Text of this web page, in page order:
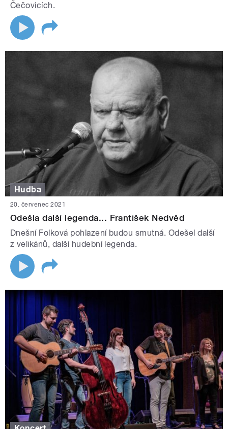
Čečovicích.
Hudba
20. červenec 2021
Odešla další legenda... František Nedvěd
Dnešní Folková pohlazení budou smutná. Odešel další
z velikánů, další hudební legenda.